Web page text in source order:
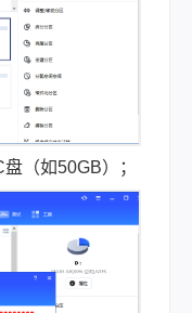
（如50GB）；